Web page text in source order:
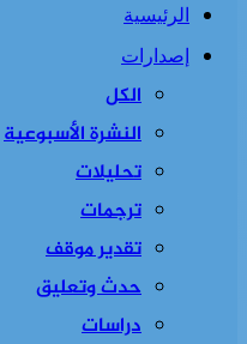
الرئيسية
إصدارات
الكل
النشرة الأسبوعية
تحليلات
ترجمات
تقدير موقف
حدث وتعليق
دراسات